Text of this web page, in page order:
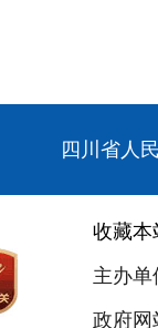
四川省人
收藏本
主办
政府网